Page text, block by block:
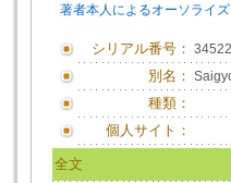
著者本人によるオーソライズ
シリアル番号： 34522
別名：
種類：
個人サイト：
全文